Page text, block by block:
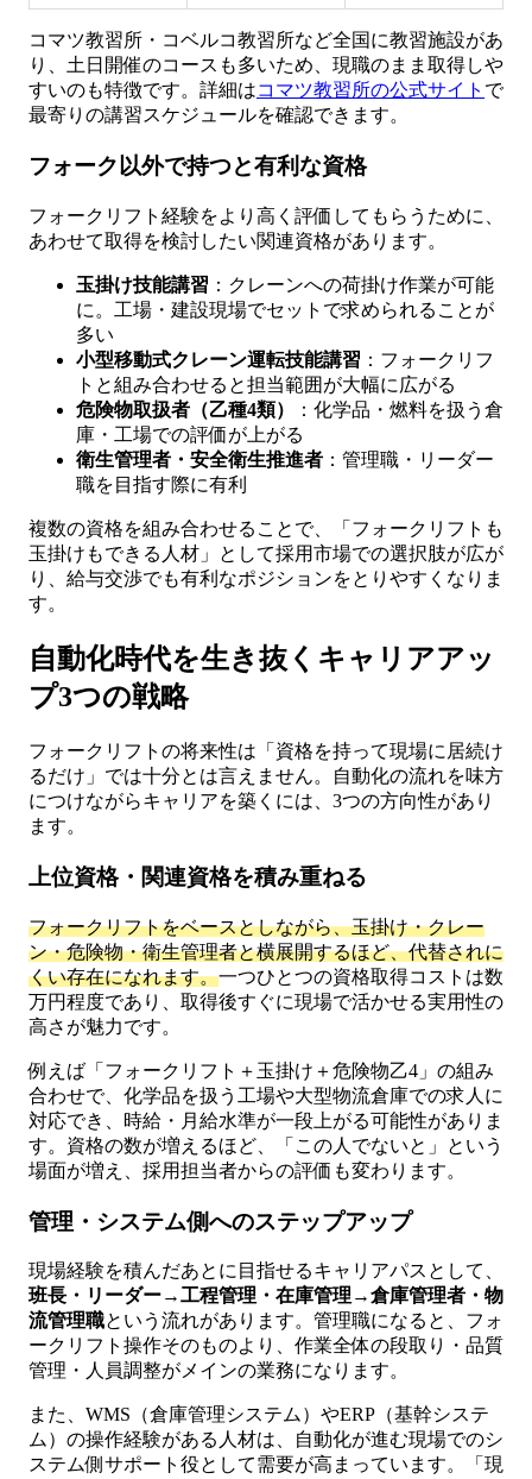
コマツ教習所・コベルコ教習所など全国に教習施設があ
り、土日開催のコースも多いため、現職のまま取得しや
すいのも特徴です。詳細はコマツ教習所の公式サイト で
最寄りの講習スケジュールを確認できます。
フォーク以外で持つと有利な資格
フォークリフト経験をより高く評価してもらうために、
あわせて取得を検討したい関連資格があります。
玉掛け技能講習 ：クレーンへの荷掛け作業が可能
に。工場・建設現場でセットで求められることが
多い
小型移動式クレーン運転技能講習 ：フォークリフ
トと組み合わせると担当範囲が大幅に広がる
危険物取扱者（乙種4類）
：化学品・燃料を扱う倉
庫・工場での評価が上がる
衛生管理者・安全衛生推進者 ：管理職・リーダー
職を目指す際に有利
複数の資格を組み合わせることで、「フォークリフトも
玉掛けもできる人材」として採用市場での選択肢が広が
り、給与交渉でも有利なポジションをとりやすくなりま
す。
自動化時代を生き抜くキャリアアッ
プ3つの戦略
フォークリフトの将来性は「資格を持って現場に居続け
るだけ」では十分とは言えません。自動化の流れを味方
につけながらキャリアを築くには、3つの方向性があり
ます。
上位資格・関連資格を積み重ねる
フォークリフトをベースとしながら、玉掛け・クレー
ン・危険物・衛生管理者と横展開するほど、代替されに
くい存在になれます。一つひとつの資格取得コストは数
万円程度であり、取得後すぐに現場で活かせる実用性の
高さが魅力です。
例えば「フォークリフト＋玉掛け＋危険物乙4」の組み
合わせで、化学品を扱う工場や大型物流倉庫での求人に
対応でき、時給・月給水準が一段上がる可能性がありま
す。資格の数が増えるほど、「この人でないと」という
場面が増え、採用担当者からの評価も変わります。
管理・システム側へのステップアップ
現場経験を積んだあとに目指せるキャリアパスとして、
班長・リーダー→工程管理・在庫管理→倉庫管理者・物
流管理職という流れがあります。管理職になると、フォ
ークリフト操作そのものより、作業全体の段取り・品質
管理・人員調整がメインの業務になります。
また、WMS（倉庫管理システム）やERP（基幹システ
ム）の操作経験がある人材は、自動化が進む現場でのシ
ステム側サポート役として需要が高まっています。「現